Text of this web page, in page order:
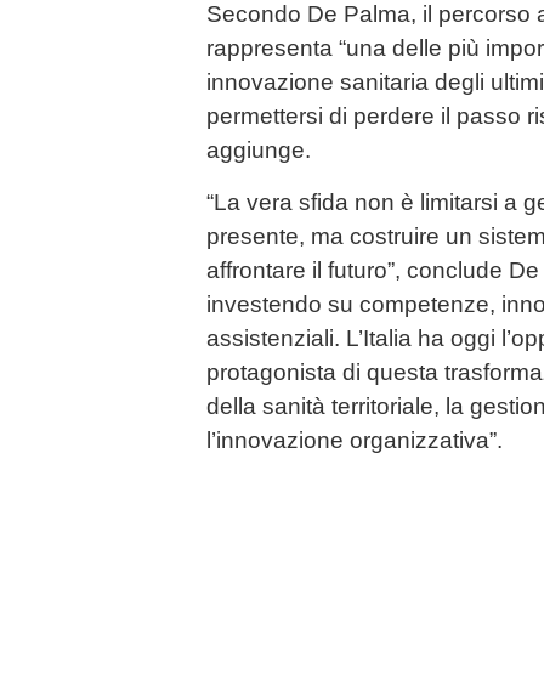
Secondo De Palma, il percorso
rappresenta “una delle più
innovazione sanitaria degli
permettersi di perdere il passo
aggiunge.
“La vera sfida non è limitarsi a
presente, ma costruire un
affrontare il futuro”, conclude De
investendo su competenze,
assistenziali. L’Italia ha oggi
protagonista di questa
della sanità territoriale, la
l’innovazione organizzativa”.